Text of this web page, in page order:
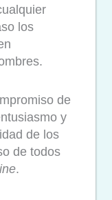
los
de
y
de los
de todos
.